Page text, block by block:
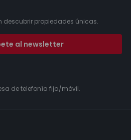
descubrir propiedades únicas.
al newsletter
de telefonía fija/móvil.